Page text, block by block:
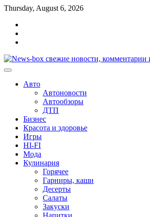
Перейти
содержимому
Thursday, August 6, 2026
Авто
Автоновости
Автообзоры
ДТП
Бизнес
Красота и здоровье
Игры
HI-FI
Мода
Кулинария
Горячее
Гарниры, каши
Десерты
Салаты
Закуски
Напитки